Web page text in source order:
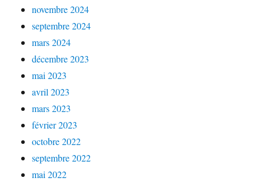
novembre 2024
septembre 2024
mars 2024
décembre 2023
mai 2023
avril 2023
mars 2023
février 2023
octobre 2022
septembre 2022
mai 2022